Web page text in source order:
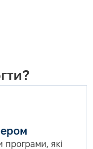
програми, які